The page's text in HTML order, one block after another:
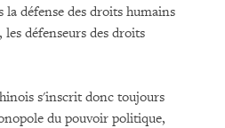
la défense des droits humains
défenseurs des droits
s'inscrit donc toujours
du pouvoir politique,